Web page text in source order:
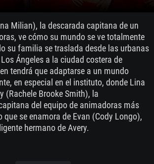
Milian), la descarada capitana de un
ve cómo su mundo se ve totalmente
su familia se traslada desde las urbanas
Ángeles a la ciudad costera de
tendrá que adaptarse a un mundo
en especial en el instituto, donde Lina
(Rachele Brooke Smith), la
del equipo de animadoras más
que se enamora de Evan (Cody Longo),
hermano de Avery.